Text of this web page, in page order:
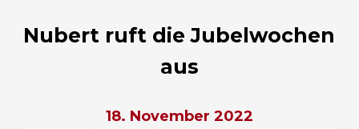
Nubert ruft die Jubelwochen
aus
18. November 2022